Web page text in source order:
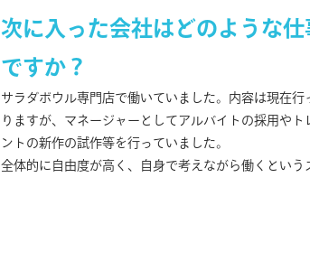
次に入った会社はどのような
ですか？
サラダボウル専門店で働いていました。内容は現在
りますが、マネージャーとしてアルバイトの採用や
ントの新作の試作等を行っていました。
全体的に自由度が高く、自身で考えながら働くという